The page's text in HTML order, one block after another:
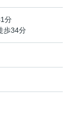
分
歩34分